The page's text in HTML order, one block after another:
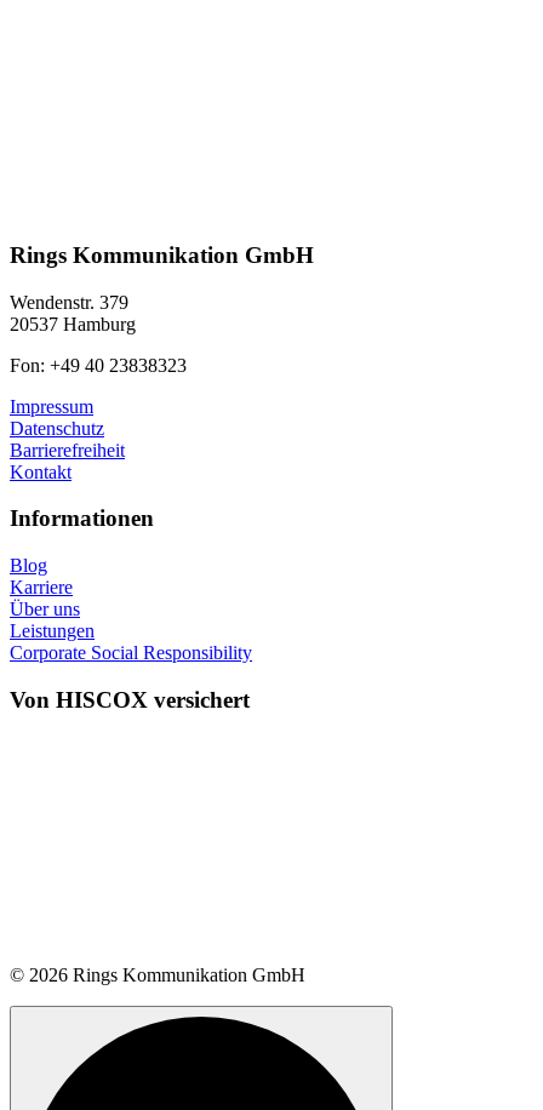
Rings Kommunikation GmbH
Wendenstr. 379
20537 Hamburg
Fon: +49 40 23838323
Impressum
Datenschutz
Barrierefreiheit
Kontakt
Informationen
Blog
Karriere
Über uns
Leistungen
Corporate Social Responsibility
Von HISCOX versichert
© 2026 Rings Kommunikation GmbH